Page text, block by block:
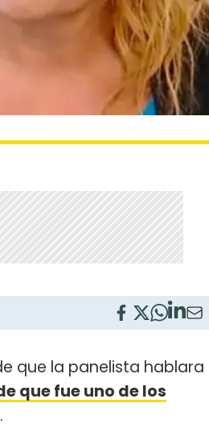
que la panelista hablara
que fue uno de los
.